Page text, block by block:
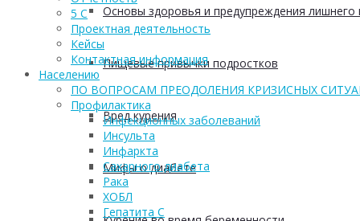
Основы здоровья и предупреждения лишнего
Пищевые привычки подростков
Вред курения
Мифы о диабете
5 С
Проектная деятельность
Кейсы
Контактная информация
Населению
ПО ВОПРОСАМ ПРЕОДОЛЕНИЯ КРИЗИСНЫХ
Профилактика
Инфекционных заболеваний
Инсульта
Инфаркта
Сахарного диабета
Рака
ХОБЛ
Гепатита С